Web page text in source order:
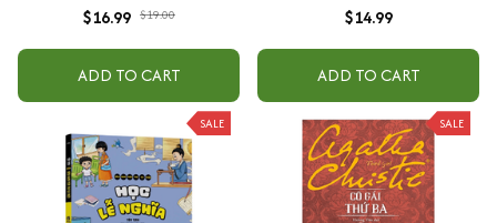
$16.99 $19.00
ADD TO CART
$14.99
ADD TO CART
SALE SALE